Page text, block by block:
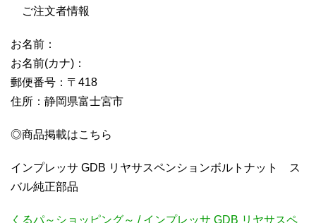
ご注文者情報
お名前：
お名前(カナ)：
郵便番号：〒418
住所：静岡県富士宮市
◎商品掲載はこちら
インプレッサ GDB リヤサスペンションボルトナット ス
バル純正部品
くるパ～ショッピング～ / インプレッサ GDB リヤサスペ